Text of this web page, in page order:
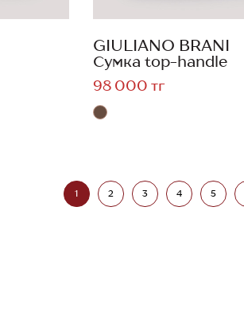
GIULIANO BRANI
Сумка top-handle
98 000 тг
1 2 3 4 5